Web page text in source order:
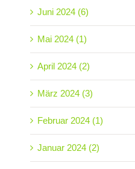
Juni 2024 (6)
Mai 2024 (1)
April 2024 (2)
März 2024 (3)
Februar 2024 (1)
Januar 2024 (2)